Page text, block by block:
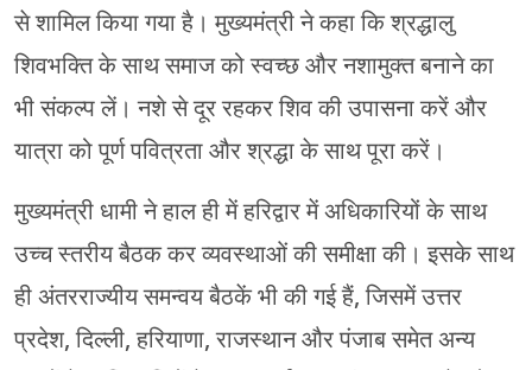
से शामिल किया गया है। मुख्यमंत्री ने कहा कि श्रद्धालु
शिवभक्ति के साथ समाज को स्वच्छ और नशामुक्त बनाने का
भी संकल्प लें। नशे से दूर रहकर शिव की उपासना करें और
यात्रा को पूर्ण पवित्रता और श्रद्धा के साथ पूरा करें।
मुख्यमंत्री धामी ने हाल ही में हरिद्वार में अधिकारियों के साथ
उच्च स्तरीय बैठक कर व्यवस्थाओं की समीक्षा की। इसके साथ
ही अंतरराज्यीय समन्वय बैठकें भी की गई हैं, जिसमें उत्तर
प्रदेश, दिल्ली, हरियाणा, राजस्थान और पंजाब समेत अन्य